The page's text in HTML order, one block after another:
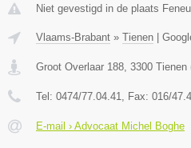
Niet gevestigd in de plaats
Vlaams-Brabant » Tienen
Groot Overlaar 188 3300 Tienen
Tel: 0474/77.04.41 , Fax: 016/
E-mail › Advocaat Michel Boghe